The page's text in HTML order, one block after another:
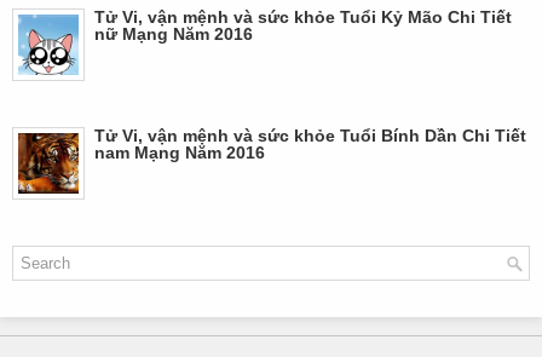
Tử Vi, vận mệnh và sức khỏe Tuổi Kỷ Mão Chi Tiết
nữ Mạng Năm 2016
Tử Vi, vận mệnh và sức khỏe Tuổi Bính Dần Chi Tiết
nam Mạng Năm 2016